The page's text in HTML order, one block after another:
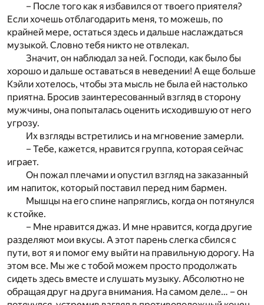
– После того как я избавился от твоего приятеля?
Если хочешь отблагодарить меня, то можешь, по
крайней мере, остаться здесь и дальше наслаждаться
музыкой. Словно тебя никто не отвлекал.
Значит, он наблюдал за ней. Господи, как было бы
хорошо и дальше оставаться в неведении! А еще больше
Кэйли хотелось, чтобы эта мысль не была ей настолько
приятна. Бросив заинтересованный взгляд в сторону
мужчины, она попыталась оценить исходившую от него
угрозу.
Их взгляды встретились и на мгновение замерли.
– Тебе, кажется, нравится группа, которая сейчас
играет.
Он пожал плечами и опустил взгляд на заказанный
им напиток, который поставил перед ним бармен.
Мышцы на его спине напряглись, когда он потянулся
к стойке.
– Мне нравится джаз. И мне нравится, когда другие
разделяют мои вкусы. А этот парень слегка сбился с
пути, вот я и помог ему выйти на правильную дорогу. На
этом все. Мы же с тобой можем просто продолжать
сидеть здесь вместе и слушать музыку. Абсолютно не
обращая друг на друга внимания. На самом деле… – он